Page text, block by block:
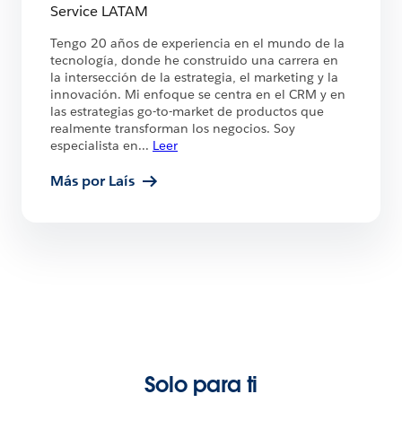
Service LATAM
Tengo 20 años de experiencia en el mundo de la
tecnología, donde he construido una carrera en
la intersección de la estrategia, el marketing y la
innovación. Mi enfoque se centra en el CRM y en
las estrategias go-to-market de productos que
realmente transforman los negocios. Soy
especialista en... Leer
Más por Laís
Solo para ti